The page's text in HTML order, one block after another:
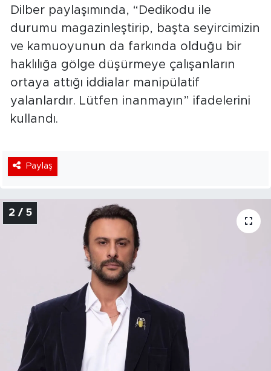
Dilber paylaşımında, “Dedikodu ile
durumu magazinleştirip, başta seyircimizin
ve kamuoyunun da farkında olduğu bir
haklılığa gölge düşürmeye çalışanların
ortaya attığı iddialar manipülatif
yalanlardır. Lütfen inanmayın” ifadelerini
kullandı.
Paylaş
2 / 5